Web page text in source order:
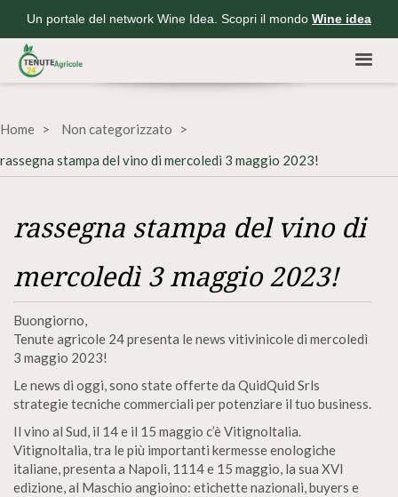
Un portale del network Wine Idea. Scopri il mondo Wine idea
Home
Non categorizzato
rassegna stampa del vino di mercoledì 3 maggio 2023!
rassegna stampa del vino di
mercoledì 3 maggio 2023!
Buongiorno,
Tenute agricole 24 presenta le news vitivinicole di mercoledì
3 maggio 2023!
Le news di oggi, sono state offerte da QuidQuid Srls
strategie tecniche commerciali per potenziare il tuo business.
Il vino al Sud, il 14 e il 15 maggio c’è Vitignoltalia.
Vitignoltalia, tra le più importanti kermesse enologiche
italiane, presenta a Napoli, 1114 e 15 maggio, la sua XVI
edizione, al Maschio angioino: etichette nazionali, buyers e